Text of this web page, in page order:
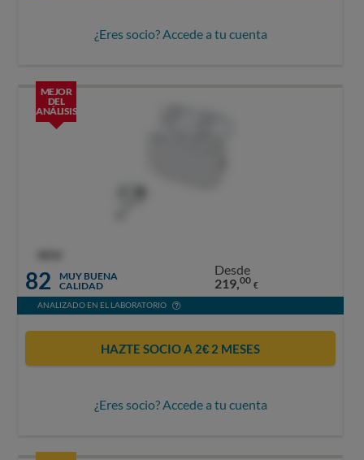
¿Eres socio? Accede a tu cuenta
MEJOR
DEL
ANÁLISIS
82
MUY BUENA
CALIDAD
Desde
219,00 €
ANALIZADO EN EL LABORATORIO
HAZTE SOCIO A 2€ 2 MESES
¿Eres socio? Accede a tu cuenta